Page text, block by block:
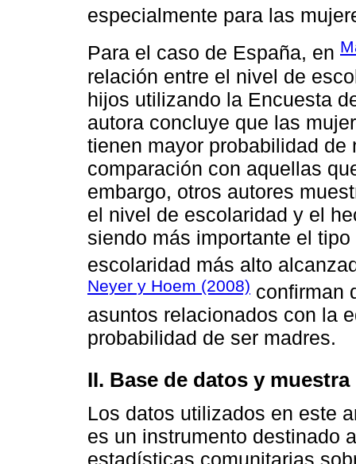
especialmente para las
Para el caso de España, en
relación entre el nivel de
hijos utilizando la Encuesta
autora concluye que las
tienen mayor probabilidad
comparación con aquellas
embargo, otros autores
el nivel de escolaridad y el
siendo más importante el
escolaridad más alto
Neyer y Hoem (2008) confirman
asuntos relacionados con la
probabilidad de ser madres.
II. Base de datos y muestra
Los datos utilizados en este
es un instrumento destinado